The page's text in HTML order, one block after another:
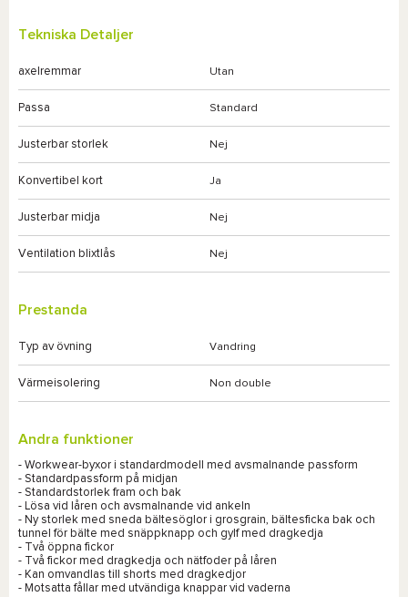
Tekniska Detaljer
axelremmar Utan
Passa Standard
Justerbar storlek Nej
Konvertibel kort Ja
Justerbar midja Nej
Ventilation blixtlås Nej
Prestanda
Typ av övning Vandring
Värmeisolering Non double
Andra funktioner
- Workwear-byxor i standardmodell med avsmalnande passform
- Standardpassform på midjan
- Standardstorlek fram och bak
- Lösa vid låren och avsmalnande vid ankeln
- Ny storlek med sneda bältesöglor i grosgrain, bältesficka bak och
tunnel för bälte med snäppknapp och gylf med dragkedja
- Två öppna fickor
- Två fickor med dragkedja och nätfoder på låren
- Kan omvandlas till shorts med dragkedjor
- Motsatta fållar med utvändiga knappar vid vaderna